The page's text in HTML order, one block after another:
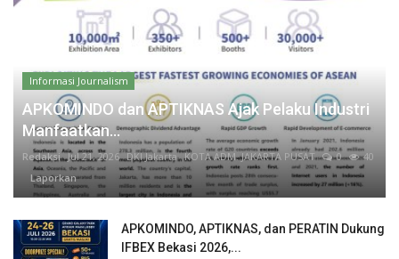
Informasi Journalism
APKOMINDO dan APTIKNAS Ajak Pelaku Industri
Manfaatkan...
Redaksi Jul 21, 2026 DKI Jakarta KOTA ADM. JAKARTA PUSAT 0
40
Laporkan
APKOMINDO, APTIKNAS, dan PERATIN Dukung
IFBEX Bekasi 2026,...